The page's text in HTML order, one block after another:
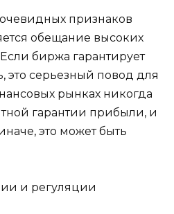
признаков
обещание высоких
биржа гарантирует
это серьезный повод для
рынках никогда
гарантии прибыли, и
это может быть
и регуляции